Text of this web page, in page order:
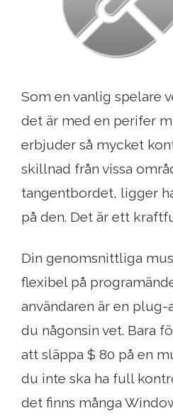
Som en vanlig spelare
det är med en perifer
erbjuder så mycket
skillnad från vissa
tangentbordet, ligger
på den. Det är ett
Din genomsnittliga
flexibel på
användaren är en
du någonsin vet. Bara
att släppa $ 80 på en
du inte ska ha full
det finns många